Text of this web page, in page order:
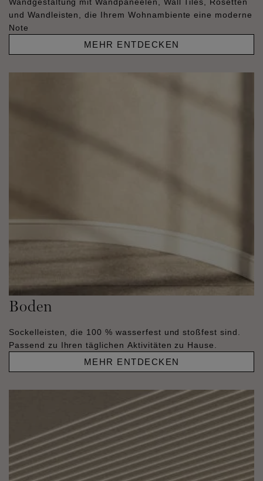
Wandgestaltung mit Wandpaneelen, Wall Tiles, Rosetten
und Wandleisten, die Ihrem Wohnambiente eine moderne
Note
MEHR ENTDECKEN
Boden
Sockelleisten, die 100 % wasserfest und stoßfest sind.
Passend zu Ihren täglichen Aktivitäten zu Hause.
MEHR ENTDECKEN